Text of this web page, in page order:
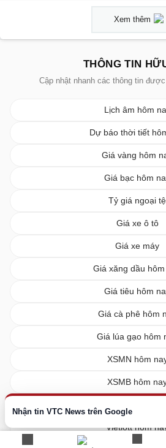
Nhận tin VTC News trên Google
Xem thêm
THÔNG TIN
Cập nhật nhanh các thông tin
Lịch âm hôm
Dự báo thời tiết
Giá vàng hôm
Giá bạc hôm
Tỷ giá ngoại tệ
Giá xe ô tô
Giá xe máy
Giá xăng dầu
Giá tiêu hôm
Giá cà phê hôm
Giá lúa gạo hôm
XSMN hôm
XSMB hôm
Vietlott hôm